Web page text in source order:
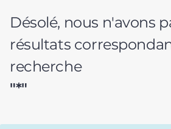
Désolé, nous n'avons
résultats
recherche
"*"